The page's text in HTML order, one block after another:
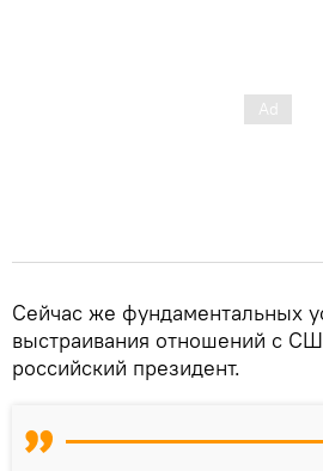
Сейчас же фундаментальных
выстраивания отношений с
российский президент.